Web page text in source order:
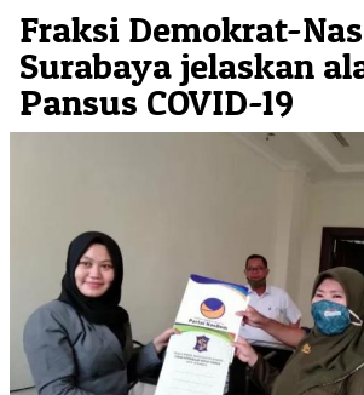
Fraksi Demokrat-
Surabaya jelaskan
Pansus COVID-19